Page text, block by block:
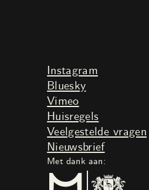
Instagram
Bluesky
Vimeo
Huisregels
Veelgestelde vragen
Nieuwsbrief
Met dank aan: